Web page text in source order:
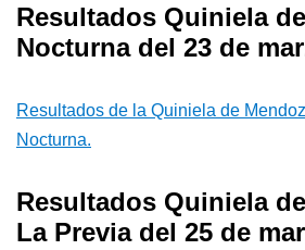
Resultados Quiniela
Nocturna del 23 de
Resultados de la Quiniela de
Nocturna.
Resultados Quiniela
La Previa del 25 de